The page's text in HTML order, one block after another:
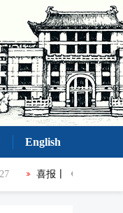
English
喜报丨《矿业科学学报》首